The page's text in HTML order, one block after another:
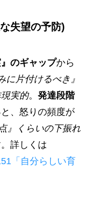
失望の予防)
』のギャップから
に片付けるべき』
実的。 発達段階
と、怒りの頻度が
』くらいの下振れ
詳しくは
「自分らしい育